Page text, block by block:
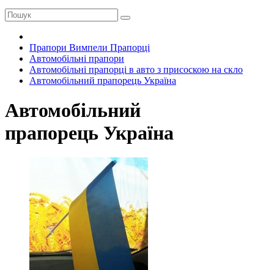
Прапори Вимпели Прапорці
Автомобільні прапори
Автомобільні прапорці в авто з присоскою на скло
Автомобільний прапорець Україна
Автомобільний
прапорець Україна